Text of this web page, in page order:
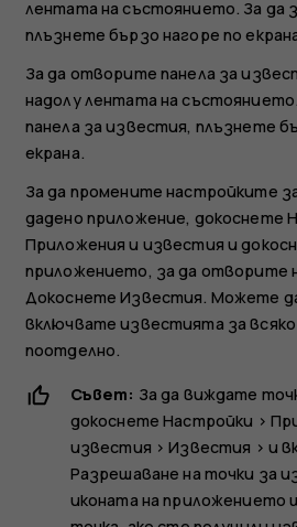
лентата на състоянието. За да
плъзнете бързо нагоре по
За да отворите панела за
надолу лентата на
панела за известия, плъзнете
екрана.
За да промените настройките
дадено приложение, докоснете
Приложения и известия и
приложението, за да отворите
ДокоснетеИзвестия. Можете
включвате известията за
поотделно.
Съвет: За да виждате
докоснетеНастройки >
известия >Известия > и
Разрешаване на точки за
иконата на приложението